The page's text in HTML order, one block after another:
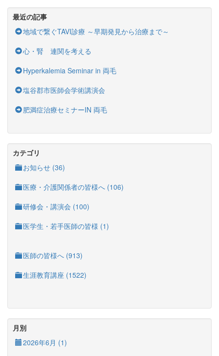
最近の記事
地域で繋ぐTAVI診療 ～早期発見から治療まで～
心・腎 連関を考える
Hyperkalemia Seminar in 両毛
塩谷郡市医師会学術講演会
肥満症治療セミナーIN 両毛
カテゴリ
お知らせ (36)
医療・介護関係者の皆様へ (106)
研修会・講演会 (100)
医学生・若手医師の皆様 (1)
医師の皆様へ (913)
生涯教育講座 (1522)
月別
2026年6月 (1)